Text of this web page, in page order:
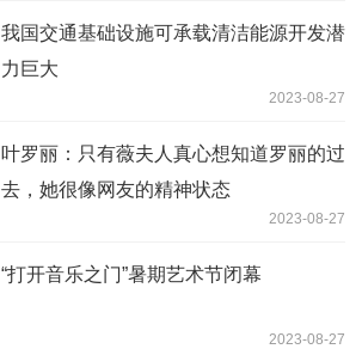
我国交通基础设施可承载清洁能源开发潜
力巨大
2023-08-27
叶罗丽：只有薇夫人真心想知道罗丽的过
去，她很像网友的精神状态
2023-08-27
“打开音乐之门”暑期艺术节闭幕
2023-08-27